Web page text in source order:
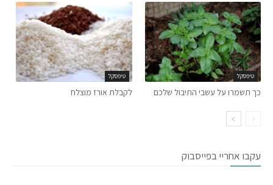
טיפסקל
כך תשמרו על עשבי התיבול שלכם
טיפסקל
לקבלת אורז מוצלח
עקבו אחריי בפייסבוק